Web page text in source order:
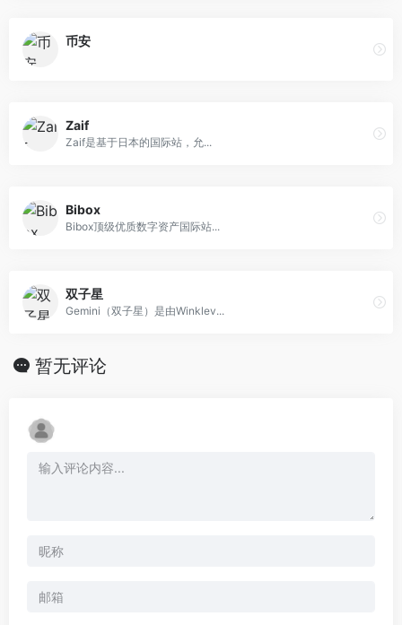
币安
Zaif
Zaif是基于日本的国际站，允...
Bibox
Bibox顶级优质数字资产国际站...
双子星
Gemini（双子星）是由Winklev...
暂无评论